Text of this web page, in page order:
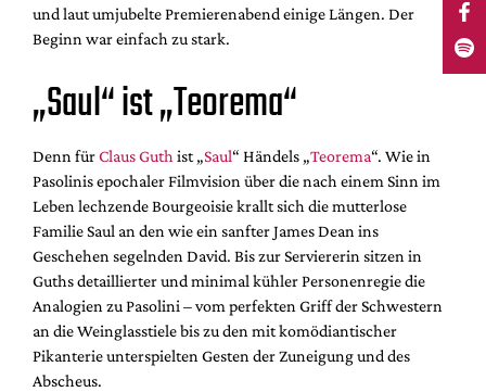
und laut umjubelte Premierenabend einige Längen. Der
Beginn war einfach zu stark.
„Saul“ ist „Teorema“
Denn fürClaus Guthist „Saul“ Händels „Teorema“. Wie in
Pasolinis epochaler Filmvision über die nach einem Sinn im
Leben lechzende Bourgeoisie krallt sich die mutterlose
Familie Saul an den wie ein sanfter James Dean ins
Geschehen segelnden David. Bis zur Serviererin sitzen in
Guths detaillierter und minimal kühler Personenregie die
Analogien zu Pasolini – vom perfekten Griff der Schwestern
an die Weinglasstiele bis zu den mit komödiantischer
Pikanterie unterspielten Gesten der Zuneigung und des
Abscheus.